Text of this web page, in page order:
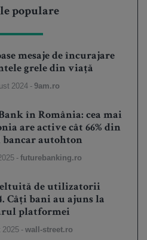
populare
mesaje de încurajare
grele din viață
2024 -9am.ro
în România: cea mai
are active cât 66% din
autohton
-futurebanking.ro
de utilizatorii
Câți bani au ajuns la
platformei
2025 -wall-street.ro